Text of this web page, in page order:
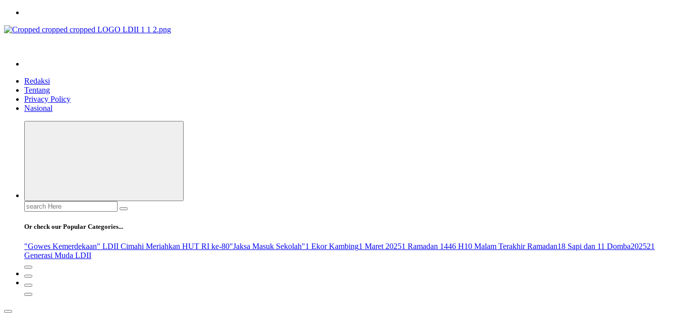
Redaksi
Tentang
Privacy Policy
Nasional
Search
for:
Or check our Popular Categories...
"Gowes Kemerdekaan" LDII Cimahi Meriahkan HUT RI ke-80"Jaksa Masuk Sekolah"1 Ekor Kambing1 Maret 20251 Ramadan 1446 H10 Malam Terakhir Ramadan18 Sapi dan 11 Domba202521
Generasi Muda LDII